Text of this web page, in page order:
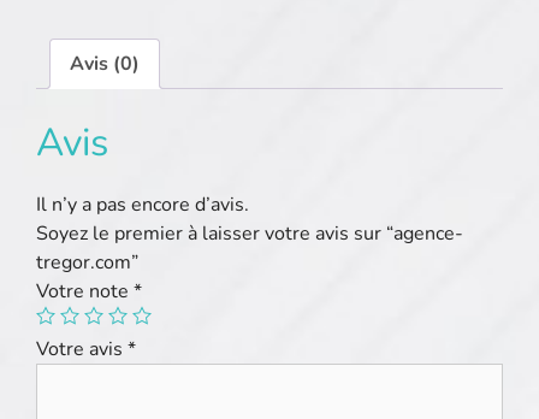
Avis (0)
Avis
Il n’y a pas encore d’avis.
Soyez le premier à laisser votre avis sur “agence-
tregor.com”
Votre note *
Votre avis *